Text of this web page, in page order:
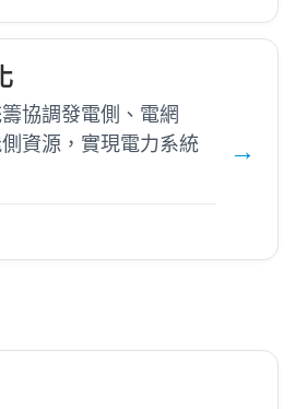
協調發電側、電網
資源，實現電力系統